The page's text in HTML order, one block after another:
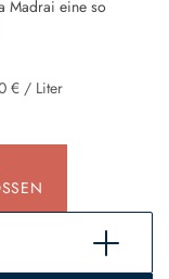
Madrai eine so
€ / Liter